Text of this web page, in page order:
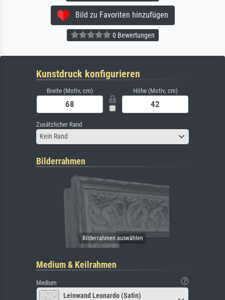
Bild zu Favoriten hinzufügen
0 Bewertungen
Kunstdruck konfigurieren
Breite (Motiv, cm) Höhe (Motiv, cm)
Zusätzlicher Rand
Kein Rand
Bilderrahmen
Medium & Keilrahmen
Medium
Leinwand Leonardo (Satin)